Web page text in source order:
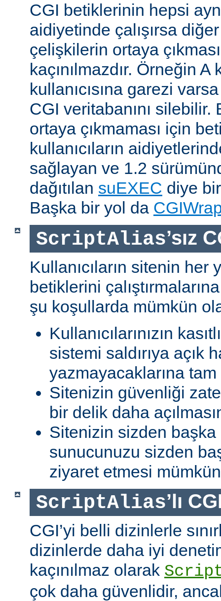
CGI betiklerinin hepsi
aidiyetinde çalışırsa
çelişkilerin ortaya
kaçınılmazdır. Örneğin A
kullanıcısına garezi
CGI veritabanını silebilir.
ortaya çıkmaması için
kullanıcıların
sağlayan ve 1.2
dağıtılan suEXEC diye
Başka bir yol da
ScriptAlias’sız
Kullanıcıların sitenin her
betiklerini
şu koşullarda mümkün
Kullanıcılarınızın
sistemi saldırıya açık
yazmayacaklarına
Sitenizin güvenliği
bir delik daha
Sitenizin sizden başka
sunucunuzu sizden
ziyaret etmesi
ScriptAlias’lı
CGI’yi belli dizinlerle
dizinlerde daha iyi
kaçınılmaz olarak
çok daha güvenlidir,